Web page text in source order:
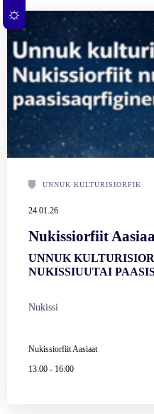
UNNUK KULTURISIORFIK
24.01.26
Nukissiorfiit
UNNUK
NUKISSIUUTAI
Nukissi
Nukissiorfiit Aasiaat
13:00 - 16:00